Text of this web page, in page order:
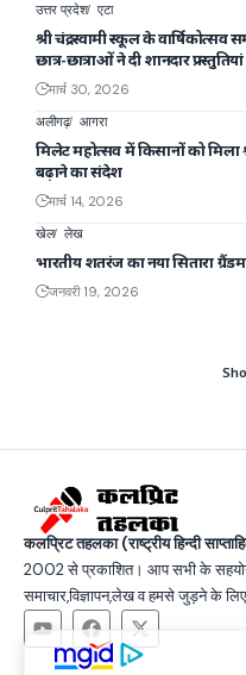
उत्तर प्रदेश एटा
श्री चंद्रस्वामी स्कूल के वार्षिकोत्सव
छात्र-छात्राओं ने दी शानदार प्रस्तुतियां
मार्च 30, 2026
अलीगढ़ आगरा
मिलेट महोत्सव में किसानों को मिला
बढ़ाने का संदेश
मार्च 14, 2026
खेल लेख
भारतीय शतरंज का नया सितारा
जनवरी 19, 2026
कलप्रिट तहलका (राष्ट्रीय हिन्दी
2002 से प्रकाशित। आप सभी के
समाचार,विज्ञापन,लेख व हमसे जुड़ने के